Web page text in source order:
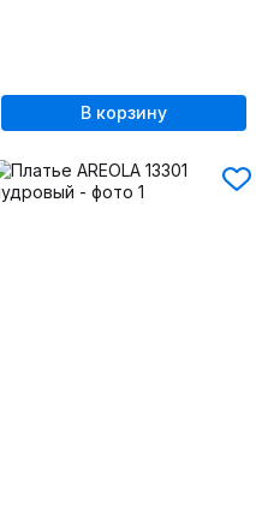
В корзину